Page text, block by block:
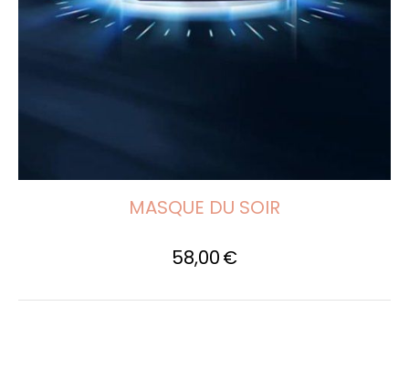
MASQUE DU SOIR
58,00€